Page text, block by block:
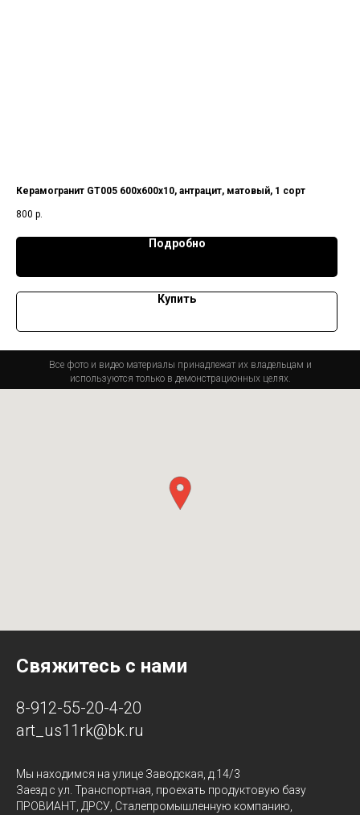
Керамогранит GT005 600х600х10, антрацит, матовый, 1 сорт
800 р.
Подробно
Купить
Все фото и видео материалы принадлежат их владельцам и
используются только в демонстрационных целях.
Свяжитесь с нами
8-912-55-20-4-20
art_us11rk@bk.ru
Мы находимся на улице Заводская, д.14/3
Заезд с ул. Транспортная, проехать продуктовую базу
ПРОВИАНТ, ДРСУ, Сталепромышленную компанию,